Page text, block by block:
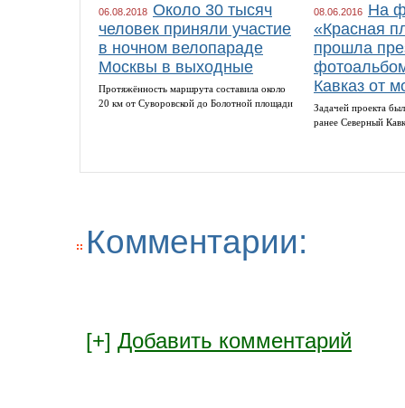
06.08.2018 Около 30 тысяч
человек приняли участие
в ночном велопараде
Москвы в выходные
Протяжённость маршрута составила около
20 км от Суворовской до Болотной площади
08.06.2016 На
«Красная
прошла
Кавказ от
Задачей проекта
ранее Северный
Комментарии:
[+] Добавить комментарий